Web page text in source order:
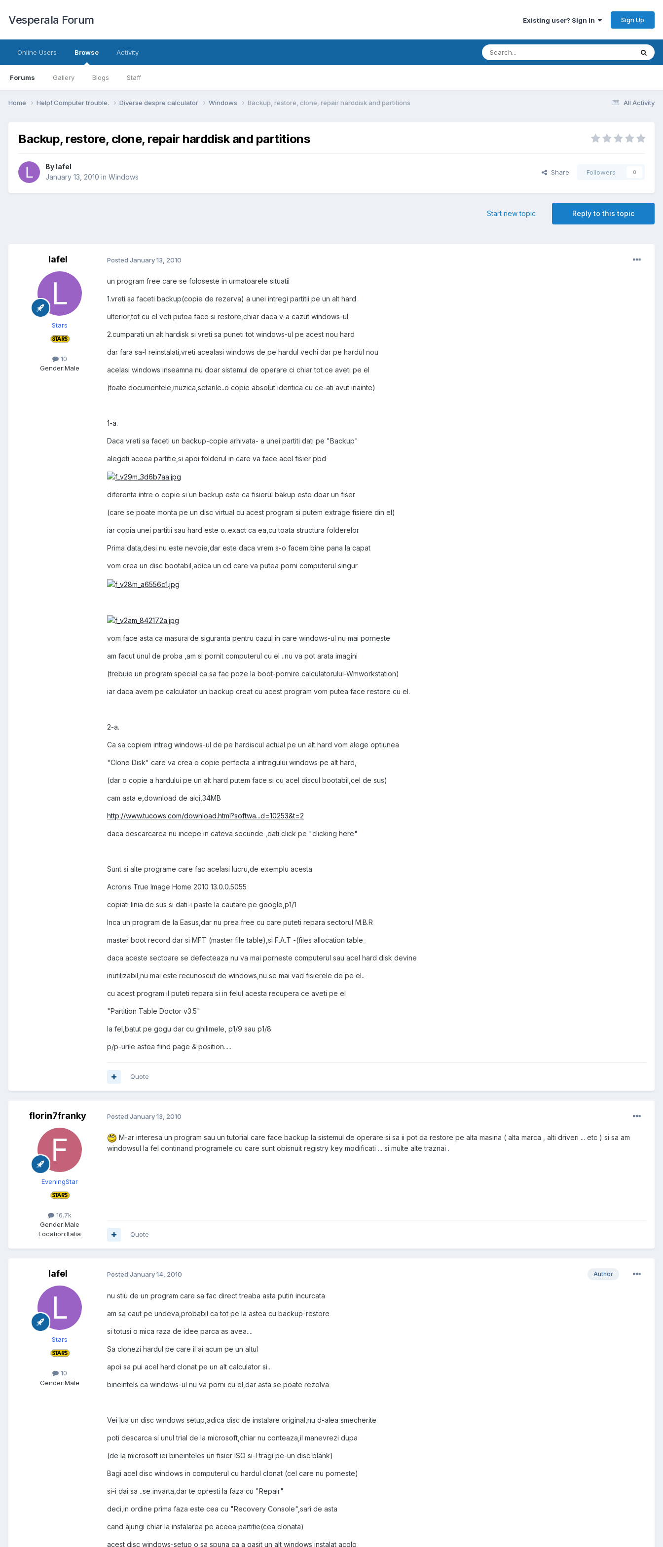
Vesperala Forum Existing user? Sign In Sign Up
Online Users Browse
Forums Gallery Blogs Staff
Activity
All Activity
Home Help! Computer trouble. Diverse despre calculator Windows Backup, restore, clone, repair harddisk and partitions
Backup, restore, clone, repair harddisk and partitions
By lafel
January 13, 2010 in Windows
Share Followers 0
Reply to this topic
Start new topic
lafel
Stars
10
Gender:Male
Posted January 13, 2010
un program free care se foloseste in urmatoarele situatii
1.vreti sa faceti backup(copie de rezerva) a unei intregi partitii pe un alt hard
ulterior,tot cu el veti putea face si restore,chiar daca v-a cazut windows-ul
2.cumparati un alt hardisk si vreti sa puneti tot windows-ul pe acest nou hard
dar fara sa-l reinstalati,vreti acealasi windows de pe hardul vechi dar pe hardul nou
acelasi windows inseamna nu doar sistemul de operare ci chiar tot ce aveti pe el
(toate documentele,muzica,setarile..o copie absolut identica cu ce-ati avut inainte)
1-a.
Daca vreti sa faceti un backup-copie arhivata- a unei partiti dati pe "Backup"
alegeti aceea partitie,si apoi folderul in care va face acel fisier pbd
diferenta intre o copie si un backup este ca fisierul bakup este doar un fiser
(care se poate monta pe un disc virtual cu acest program si putem extrage fisiere din el)
iar copia unei partitii sau hard este o..exact ca ea,cu toata structura folderelor
Prima data,desi nu este nevoie,dar este daca vrem s-o facem bine pana la capat
vom crea un disc bootabil,adica un cd care va putea porni computerul singur
vom face asta ca masura de siguranta pentru cazul in care windows-ul nu mai porneste
am facut unul de proba ,am si pornit computerul cu el ..nu va pot arata imagini
(trebuie un program special ca sa fac poze la boot-pornire calculatorului-Wmworkstation)
iar daca avem pe calculator un backup creat cu acest program vom putea face restore cu el.
2-a.
Ca sa copiem intreg windows-ul de pe hardiscul actual pe un alt hard vom alege optiunea
"Clone Disk" care va crea o copie perfecta a intregului windows pe alt hard,
(dar o copie a hardului pe un alt hard putem face si cu acel discul bootabil,cel de sus)
cam asta e,download de aici,34MB
http://www.tucows.com/download.html?softwa...d=10253&t=2
daca descarcarea nu incepe in cateva secunde ,dati click pe "clicking here"
Sunt si alte programe care fac acelasi lucru,de exemplu acesta
Acronis True Image Home 2010 13.0.0.5055
copiati linia de sus si dati-i paste la cautare pe google,p1/1
Inca un program de la Easus,dar nu prea free cu care puteti repara sectorul M.B.R
master boot record dar si MFT (master file table),si F.A.T -(files allocation table_
daca aceste sectoare se defecteaza nu va mai porneste computerul sau acel hard disk devine
inutilizabil,nu mai este recunoscut de windows,nu se mai vad fisierele de pe el..
cu acest program il puteti repara si in felul acesta recupera ce aveti pe el
"Partition Table Doctor v3.5"
la fel,batut pe gogu dar cu ghilimele, p1/9 sau p1/8
p/p-urile astea fiind page & position.....
Quote
florin7franky
EveningStar
16.7k
Gender:Male
Location:Italia
Posted January 13, 2010
M-ar interesa un program sau un tutorial care face backup la sistemul de operare si sa ii pot da restore pe alta masina ( alta marca , alti driveri ... etc ) si sa am
windowsul la fel continand programele cu care sunt obisnuit registry key modificati ... si multe alte traznai .
Quote
lafel
Stars
10
Gender:Male
Author
Posted January 14, 2010
nu stiu de un program care sa fac direct treaba asta putin incurcata
am sa caut pe undeva,probabil ca tot pe la astea cu backup-restore
si totusi o mica raza de idee parca as avea....
Sa clonezi hardul pe care il ai acum pe un altul
apoi sa pui acel hard clonat pe un alt calculator si...
bineintels ca windows-ul nu va porni cu el,dar asta se poate rezolva
Vei lua un disc windows setup,adica disc de instalare original,nu d-alea smecherite
poti descarca si unul trial de la microsoft,chiar nu conteaza,il manevrezi dupa
(de la microsoft iei bineinteles un fisier ISO si-l tragi pe-un disc blank)
Bagi acel disc windows in computerul cu hardul clonat (cel care nu porneste)
si-i dai sa ..se invarta,dar te opresti la faza cu "Repair"
deci,in ordine prima faza este cea cu "Recovery Console",sari de asta
cand ajungi chiar la instalarea pe aceea partitie(cea clonata)
acest disc windows-setup o sa spuna ca a gasit un alt windows instalat acolo